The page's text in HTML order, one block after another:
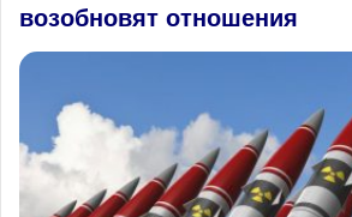
возобновят отношения